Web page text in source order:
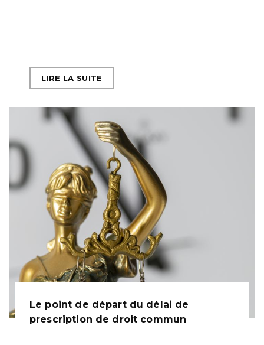
LIRE LA SUITE
Le point de départ du délai de
prescription de droit commun